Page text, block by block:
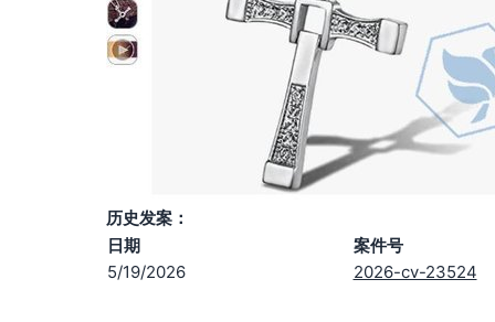
历史发案：
日期
案件号
5/19/2026
2026-cv-23524